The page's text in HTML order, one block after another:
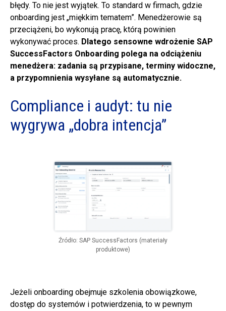
błędy. To nie jest wyjątek. To standard w firmach, gdzie
onboarding jest „miękkim tematem”. Menedżerowie są
przeciążeni, bo wykonują pracę, którą powinien
wykonywać proces. Dlatego sensowne wdrożenie SAP
SuccessFactors Onboarding polega na odciążeniu
menedżera: zadania są przypisane, terminy widoczne,
a przypomnienia wysyłane są automatycznie.
Compliance i audyt: tu nie
wygrywa „dobra intencja”
Źródło: SAP SuccessFactors (materiały
produktowe)
Jeżeli onboarding obejmuje szkolenia obowiązkowe,
dostęp do systemów i potwierdzenia, to w pewnym